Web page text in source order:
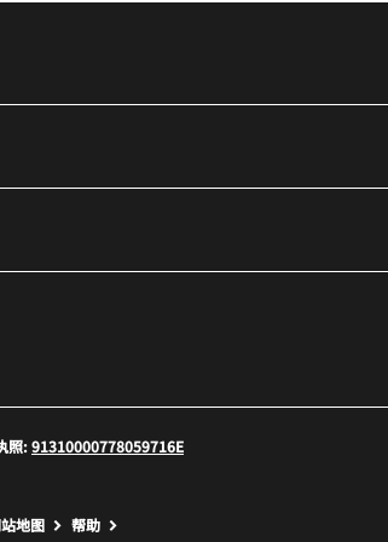
照:91310000778059716E
地图 帮助